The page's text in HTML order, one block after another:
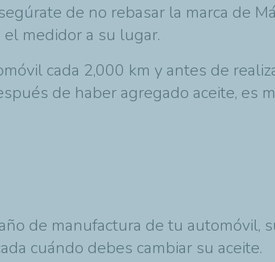
de no rebasar la marca de
medidor a su lugar.
cada 2,000 km y antes de
de haber agregado aceite, es
de manufactura de tu automóvil,
cuándo debes cambiar su aceite.